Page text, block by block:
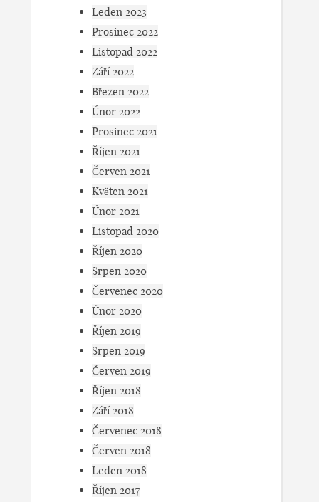
Leden 2023
Prosinec 2022
Listopad 2022
Září 2022
Březen 2022
Únor 2022
Prosinec 2021
Říjen 2021
Červen 2021
Květen 2021
Únor 2021
Listopad 2020
Říjen 2020
Srpen 2020
Červenec 2020
Únor 2020
Říjen 2019
Srpen 2019
Červen 2019
Říjen 2018
Září 2018
Červenec 2018
Červen 2018
Leden 2018
Říjen 2017